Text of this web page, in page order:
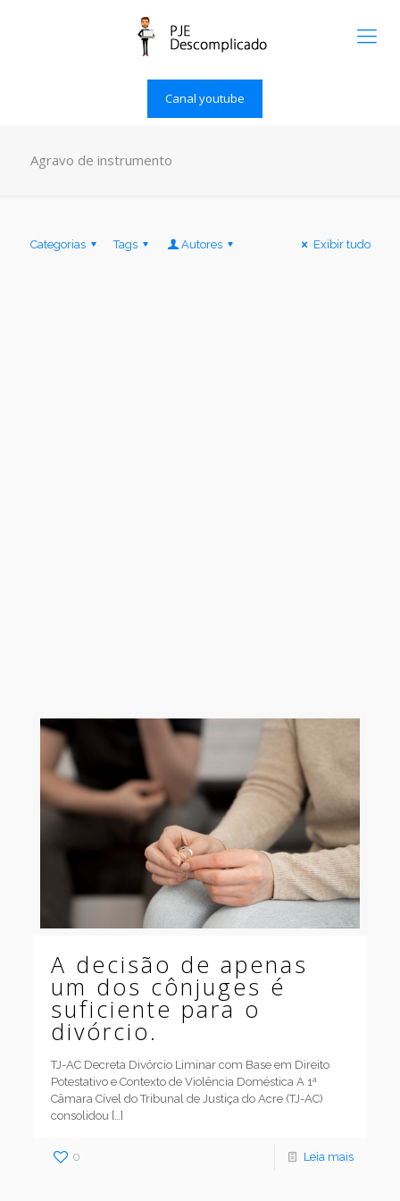
Canal youtube
Agravo de instrumento
Categorias Tags Autores Exibir tudo
A decisão de apenas
um dos cônjuges é
suficiente para o
divórcio.
TJ-AC Decreta Divórcio Liminar com Base em Direito
Potestativo e Contexto de Violência Doméstica A 1ª
Câmara Cível do Tribunal de Justiça do Acre (TJ-AC)
consolidou […]
0 Leia mais